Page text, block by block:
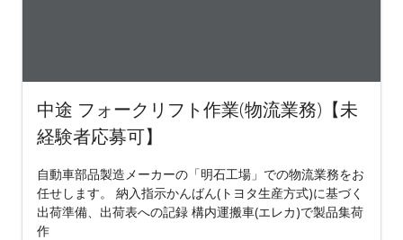
中途 フォークリフト作業(物流業務)【未
経験者応募可】
自動車部品製造メーカーの「明石工場」での物流業務をお
任せします。 納入指示かんばん(トヨタ生産方式)に基づく
出荷準備、出荷表への記録 構内運搬車(エレカ)で製品集荷
作